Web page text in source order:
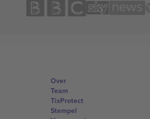
Over
Team
TixProtect
Stempel